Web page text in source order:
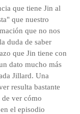
que tiene Jin al
que nuestro
que no nos
duda de saber
que Jin tiene con
dato mucho más
Jillard. Una
resulta bastante
de ver cómo
el episodio